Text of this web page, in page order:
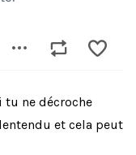
tu ne décroche
et cela peut